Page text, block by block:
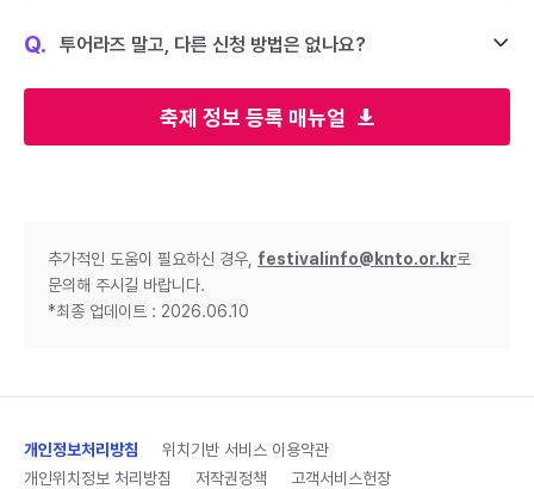
축제 정보 등록 매뉴얼
Q. 투어라즈 말고, 다른 신청 방법은 없나요?
추가적인 도움이 필요하신 경우, festivalinfo@knto.or.kr로
문의해 주시길 바랍니다.
*최종 업데이트 : 2026.06.10
개인정보처리방침
위치기반 서비스 이용약관
개인위치정보 처리방침
저작권정책 고객서비스헌장